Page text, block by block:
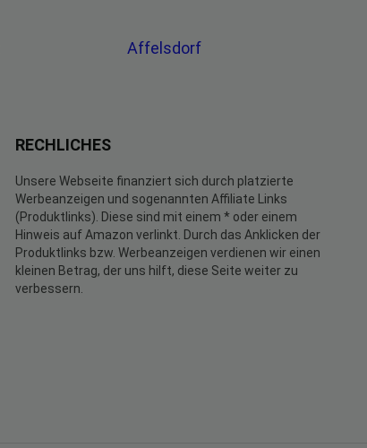
Affelsdorf
RECHLICHES
Unsere Webseite finanziert sich durch platzierte
Werbeanzeigen und sogenannten Affiliate Links
(Produktlinks). Diese sind mit einem * oder einem
Hinweis auf Amazon verlinkt. Durch das Anklicken der
Produktlinks bzw. Werbeanzeigen verdienen wir einen
kleinen Betrag, der uns hilft, diese Seite weiter zu
verbessern.